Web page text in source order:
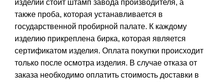
изделии стоит штамп завода производителя, а
также проба, которая устанавливается в
государственной пробирной палате. К каждому
изделию прикреплена бирка, которая является
сертификатом изделия. Оплата покупки происходит
только после осмотра изделия. В случае отказа от
заказа необходимо оплатить стоимость доставки в